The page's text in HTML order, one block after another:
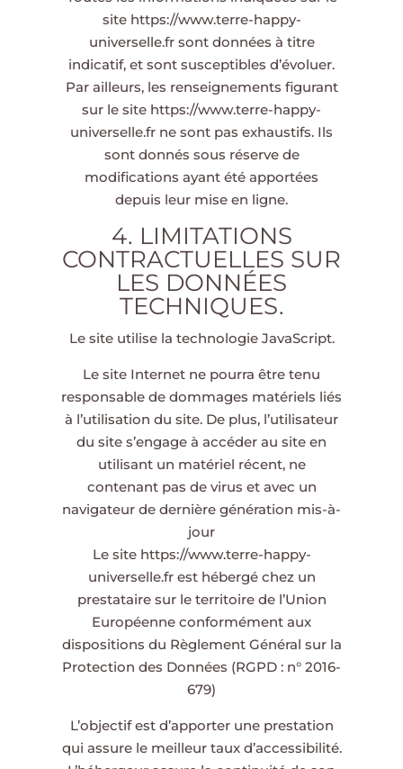
site https://www.terre-happy-
universelle.frsont données à titre
indicatif, et sont susceptibles d’évoluer.
Par ailleurs, les renseignements figurant
sur le site https://www.terre-happy-
universelle.fr ne sont pas exhaustifs. Ils
sont donnés sous réserve de
modifications ayant été apportées
depuis leur mise en ligne.
4. LIMITATIONS
CONTRACTUELLES SUR
LES DONNÉES
TECHNIQUES.
Le site utilise la technologie JavaScript.
Le site Internet ne pourra être tenu
responsable de dommages matériels liés
à l’utilisation du site. De plus, l’utilisateur
du site s’engage à accéder au site en
utilisant un matériel récent, ne
contenant pas de virus et avec un
navigateur de dernière génération mis-à-
jour
Le site https://www.terre-happy-
universelle.frest hébergé chez un
prestataire sur le territoire de l’Union
Européenne conformément aux
dispositions du Règlement Général sur la
Protection des Données (RGPD : n° 2016-
679)
L’objectif est d’apporter une prestation
qui assure le meilleur taux d’accessibilité.